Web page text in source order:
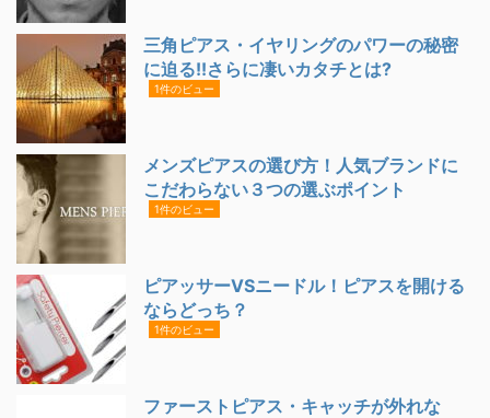
三角ピアス・イヤリングのパワーの秘密
に迫る!!さらに凄いカタチとは?
1件のビュー
メンズピアスの選び方！人気ブランドに
こだわらない３つの選ぶポイント
1件のビュー
ピアッサーVSニードル！ピアスを開ける
ならどっち？
1件のビュー
ファーストピアス・キャッチが外れな